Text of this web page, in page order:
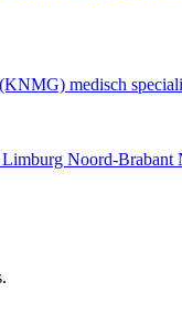
medisch
Limburg Noord-Brabant